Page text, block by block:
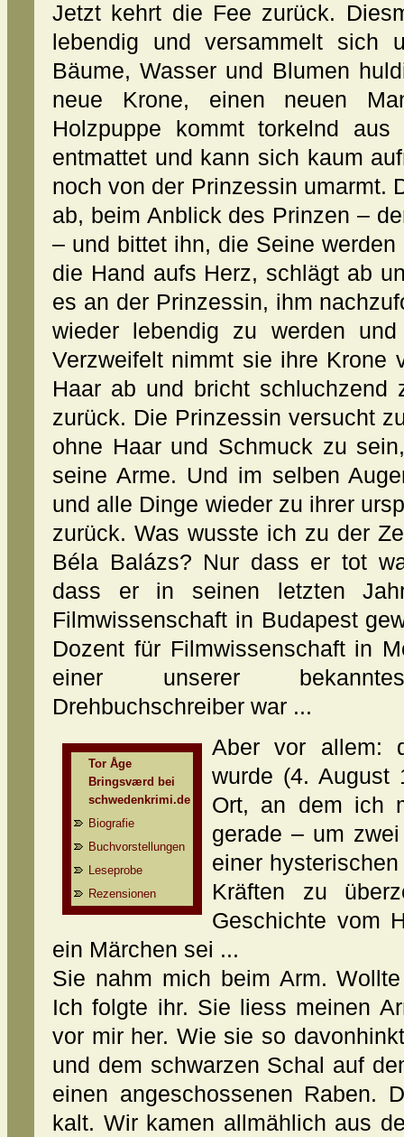
Jetzt kehrt die Fee zurück.
lebendig und versammelt sich
Bäume, Wasser und Blumen
neue Krone, einen neuen
Holzpuppe kommt torkelnd
entmattet und kann sich kaum
noch von der Prinzessin umarmt.
ab, beim Anblick des Prinzen –
– und bittet ihn, die Seine
die Hand aufs Herz, schlägt ab
es an der Prinzessin, ihm
wieder lebendig zu werden
Verzweifelt nimmt sie ihre Krone
Haar ab und bricht schluchzend
zurück. Die Prinzessin versucht
ohne Haar und Schmuck zu
seine Arme. Und im selben
und alle Dinge wieder zu ihrer
zurück. Was wusste ich zu der
Béla Balázs? Nur dass er tot
dass er in seinen letzten
Filmwissenschaft in Budapest
Dozent für Filmwissenschaft in
einer unserer
Drehbuchschreiber war ...
Tor Åge
Bringsværd bei
schwedenkrimi.de
Biografie
Buchvorstellungen
Leseprobe
Rezensionen
Aber vor allem:
wurde (4. August
Ort, an dem ich
gerade – um
einer
Kräften zu
Geschichte vom
ein Märchen sei ...
Sie nahm mich beim Arm.
Ich folgte ihr. Sie liess meinen
vor mir her. Wie sie so
und dem schwarzen Schal auf
einen angeschossenen Raben.
kalt. Wir kamen allmählich aus